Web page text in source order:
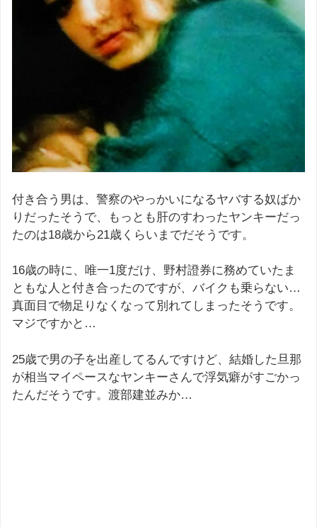
付き合う男は、警察のやっかいになるヤバする奴ばか
りだったそうで、もっとも肝のすわったヤンキーだっ
たのは18歳から21歳くらいまでだそうです。
16歳の時に、唯一1度だけ、野村證券に務めていたま
ともな人と付き合ったのですが、バイクも乗らない…
真面目で物足りなくなって別れてしまったそうです。
マジですかと…
25歳で男の子を出産してるんですけど、結婚した旦那
が相当マイペースなヤンキーさんで浮気癖がすごかっ
たんだそうです。渡部建並みか…